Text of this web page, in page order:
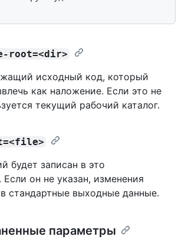
root=<dir>
исходный код, который
как наложение. Если это не
текущий рабочий каталог.
будет записан в это
он не указан, изменения
стандартные выходные данные.
параметры